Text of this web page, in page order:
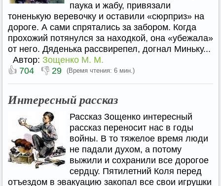
паука и жабу, привязали
тоненькую веревочку и оставили «сюрприз» на
дороге. А сами спрятались за забором. Когда
прохожий потянулся за находкой, она «убежала»
от него. Дяденька рассвирепел, догнал Миньку...
Автор: Зощенко М. М.
👍 704 👎 29 (Время чтения: 6 мин.)
Интересный рассказ
Рассказ Зощенко интересный
рассказ переносит нас в годы
войны. В то тяжелое время люди
не падали духом, а потому
выжили и сохранили все дорогое
сердцу. Пятилетний Коля перед
отъездом в эвакуацию закопал все свои игрушки